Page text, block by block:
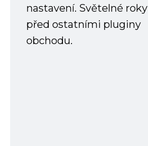
nastavení. Světelné roky
před ostatními pluginy
obchodu.